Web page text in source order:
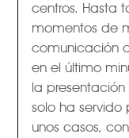
centros. Hasta
momentos de
comunicación
en el último
la
solo ha servido
unos casos,